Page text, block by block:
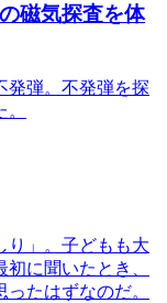
磁気探査を体
発弾。不発弾を探
り」。子どもも大
に聞いたとき、
たはずなのだ。